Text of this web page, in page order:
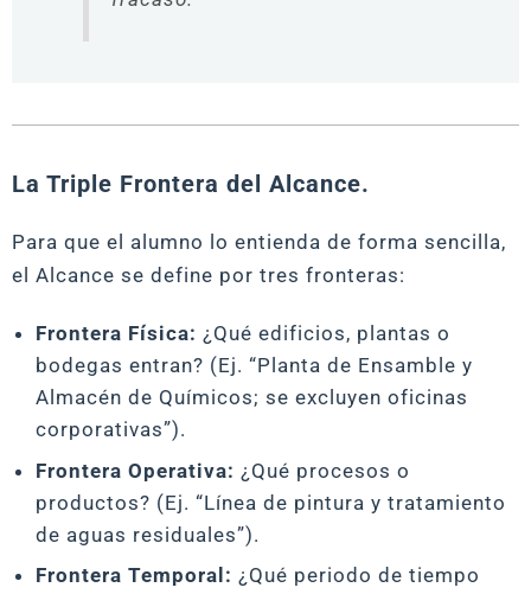
La Triple Frontera del Alcance.
Para que el alumno lo entienda de forma sencilla,
el Alcance se define por tres fronteras:
Frontera Física: ¿Qué edificios, plantas o
bodegas entran? (Ej. “Planta de Ensamble y
Almacén de Químicos; se excluyen oficinas
corporativas”).
Frontera Operativa: ¿Qué procesos o
productos? (Ej. “Línea de pintura y tratamiento
de aguas residuales”).
Frontera Temporal: ¿Qué periodo de tiempo